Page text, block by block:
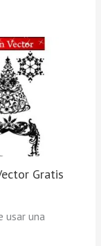
Gratis
usar una